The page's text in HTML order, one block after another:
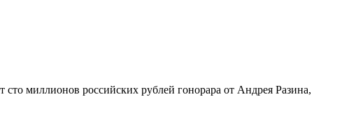
миллионов российских рублей гонорара от Андрея Разина,